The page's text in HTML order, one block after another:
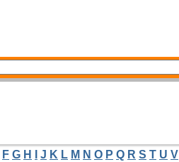
F G H J K L M N O P Q R S T U V